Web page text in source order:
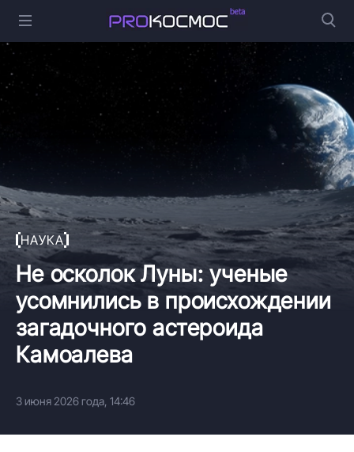
НАУКА
Не осколок Луны: ученые
усомнились в происхождении
загадочного астероида
Камоалева
3 июня 2026 года, 14:46